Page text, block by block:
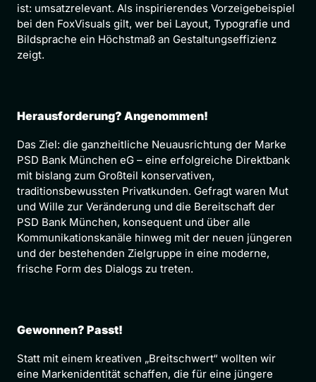
ist: umsatzrelevant. Als inspirierendes Vorzeigebeispiel
bei den FoxVisuals gilt, wer bei Layout, Typografie und
Bildsprache ein Höchstmaß an Gestaltungseffizienz
zeigt.
Herausforderung? Angenommen!
Das Ziel: die ganzheitliche Neuausrichtung der Marke
PSD Bank München eG – eine erfolgreiche Direktbank
mit bislang zum Großteil konservativen,
traditionsbewussten Privatkunden. Gefragt waren Mut
und Wille zur Veränderung und die Bereitschaft der
PSD Bank München, konsequent und über alle
Kommunikationskanäle hinweg mit der neuen jüngeren
und der bestehenden Zielgruppe in eine moderne,
frische Form des Dialogs zu treten.
Gewonnen? Passt!
Statt mit einem kreativen „Breitschwert“ wollten wir
eine Markenidentität schaffen, die für eine jüngere